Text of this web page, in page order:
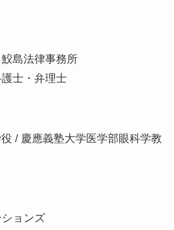
島法律事務所
士・弁理士
/ 慶應義塾大学医学部眼科学教
ョンズ